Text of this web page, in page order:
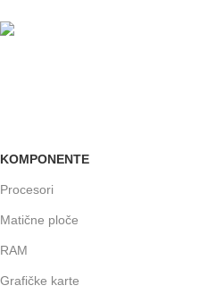
KOMPONENTE
Procesori
Matične ploče
RAM
Grafičke karte